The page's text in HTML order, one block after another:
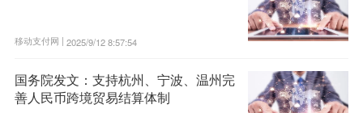
移动支付网 | 2025/9/12 8:57:54
国务院发文：支持杭州、宁波、温州完
善人民币跨境贸易结算体制